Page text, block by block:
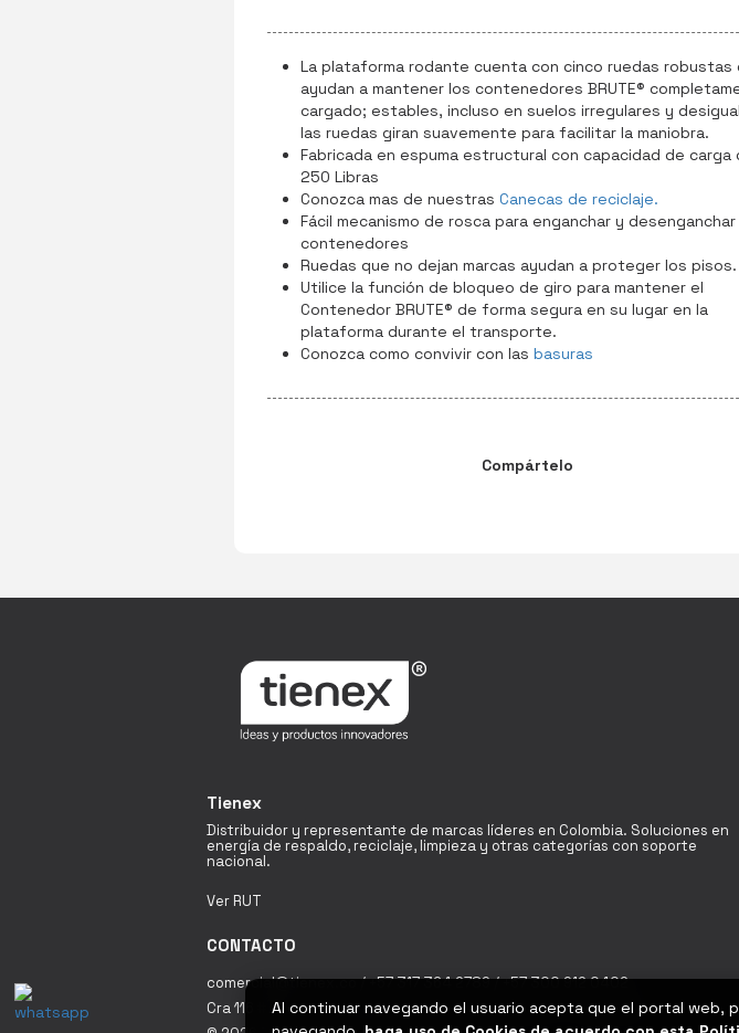
La plataforma rodante cuenta con cinco ruedas robustas
ayudan a mantener los contenedores BRUTE®
cargado; estables, incluso en suelos irregulares y
las ruedas giran suavemente para facilitar la maniobra.
Fabricada en espuma estructural con capacidad de carga
250 Libras
Conozca mas de nuestras Canecas de reciclaje.
Fácil mecanismo de rosca para enganchar y desenganchar
contenedores
Ruedas que no dejan marcas ayudan a proteger los pisos.
Utilice la función de bloqueo de giro para mantener el
Contenedor BRUTE® de forma segura en su lugar en la
plataforma durante el transporte.
Conozca como convivir con las basuras
Compártelo
Tienex
Distribuidor y representante de marcas líderes en Colombia. Soluciones en
energía de respaldo, reciclaje, limpieza y otras categorías con soporte
nacional.
Ver RUT
CONTACTO
comercial@tienex.co / +57 317 364 2789 / +57 300 912 0402
Cra 116 # 19A - 60 Bodega 18 Fontibón / Bogotá D.C - Colombia
Al continuar navegando el usuario acepta que el portal web,